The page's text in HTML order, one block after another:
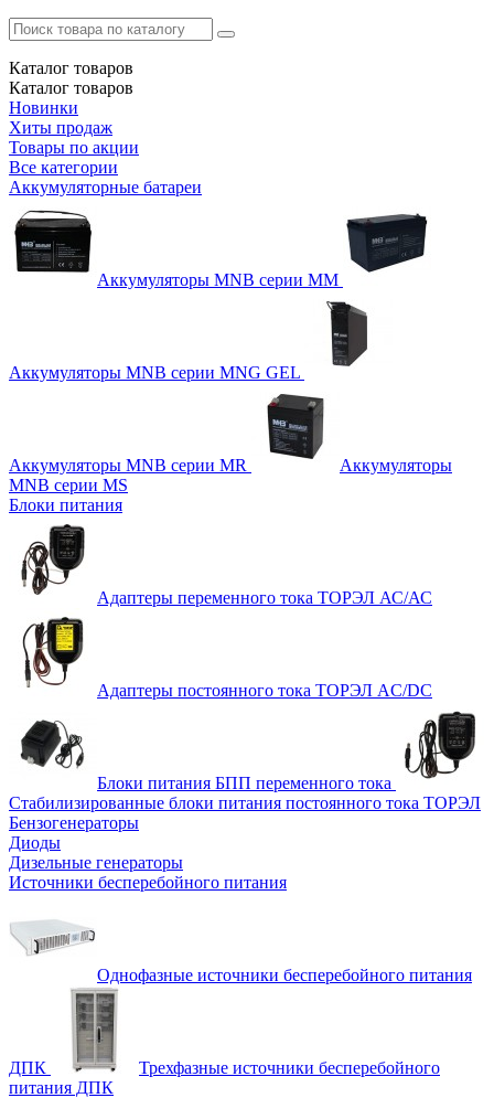
Каталог товаров
Каталог товаров
Новинки
Хиты продаж
Товары по акции
Все категории
Аккумуляторные батареи
Аккумуляторы MNB серии MM
Аккумуляторы MNB серии MNG GEL
Аккумуляторы MNB серии MR
Аккумуляторы
MNB серии MS
Блоки питания
Адаптеры переменного тока ТОРЭЛ АС/АС
Адаптеры постоянного тока ТОРЭЛ AC/DC
Блоки питания БПП переменного тока
Стабилизированные блоки питания постоянного тока ТОРЭЛ
Бензогенераторы
Диоды
Дизельные генераторы
Источники бесперебойного питания
Однофазные источники бесперебойного питания
ДПК
Трехфазные источники бесперебойного
питания ДПК